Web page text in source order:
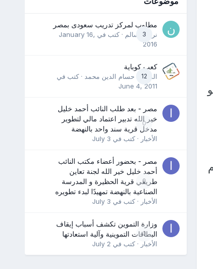
3
مطلوب لمركز تدريب سعودى بمصر
نرمين سالم · كتب في January 16,
2016
12
كعب كوباية
المدرب حسام الدين محمد · كتب في
June 4, 2011
0
مصر - بعد طلب النائب أحمد خليل
خير الله تدبير اعتماد مالي لتطوير
مدخل قرية سند واحد بالنهضة
الأخبار · كتب في July 3
0
مصر - بحضور أعضاء مكتب النائب
أحمد خليل خير الله لجنة تعاين
طريقي قرية الحظيرة و المدرسة
الصناعية بالنهضة تمهيدًا لبدء تطويره
الأخبار · كتب في July 3
0
وزارة التموين تكشف أسباب إيقاف
البطاقات التموينية وآلية استعادتها
الأخبار · كتب في July 2